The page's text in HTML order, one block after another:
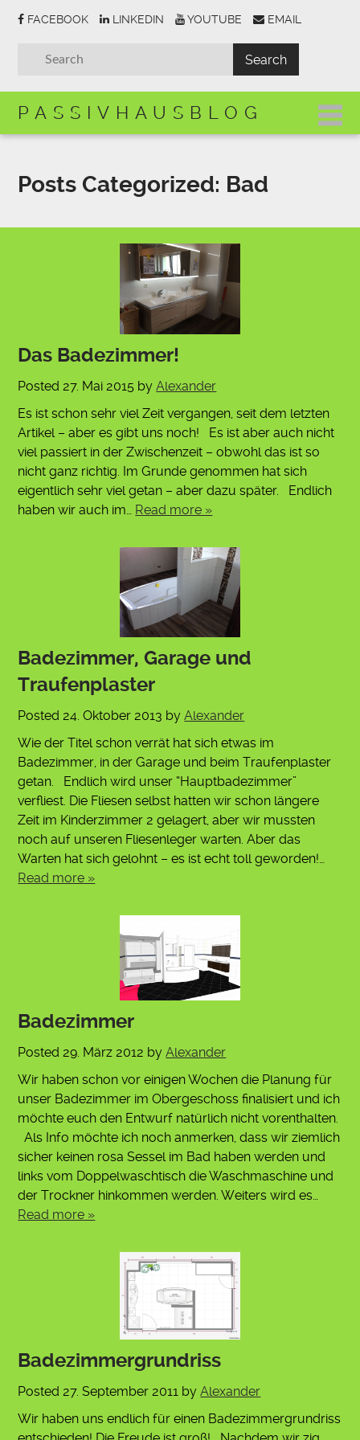
FACEBOOK LINKEDIN YOUTUBE EMAIL
PASSIVHAUSBLOG
Posts Categorized: Bad
Das Badezimmer!
Posted 27. Mai 2015 byAlexander
Es ist schon sehr viel Zeit vergangen, seit dem letzten
Artikel – aber es gibt uns noch! Es ist aber auch nicht
viel passiert in der Zwischenzeit – obwohl das ist so
nicht ganz richtig. Im Grunde genommen hat sich
eigentlich sehr viel getan – aber dazu später. Endlich
haben wir auch im… Read more »
Badezimmer, Garage und
Traufenplaster
Posted24. Oktober 2013 byAlexander
Wie der Titel schon verrät hat sich etwas im
Badezimmer, in der Garage und beim Traufenplaster
getan. Endlich wird unser “Hauptbadezimmer”
verfliest. Die Fliesen selbst hatten wir schon längere
Zeit im Kinderzimmer 2 gelagert, aber wir mussten
noch auf unseren Fliesenleger warten. Aber das
Warten hat sich gelohnt – es ist echt toll geworden!…
Read more »
Badezimmer
Posted29. März 2012 byAlexander
Wir haben schon vor einigen Wochen die Planung für
unser Badezimmer im Obergeschoss finalisiert und ich
möchte euch den Entwurf natürlich nicht vorenthalten.
Als Info möchte ich noch anmerken, dass wir ziemlich
sicher keinen rosa Sessel im Bad haben werden und
links vom Doppelwaschtisch die Waschmaschine und
der Trockner hinkommen werden. Weiters wird es…
Read more »
Badezimmergrundriss
Posted27. September 2011 byAlexander
Wir haben uns endlich für einen Badezimmergrundriss